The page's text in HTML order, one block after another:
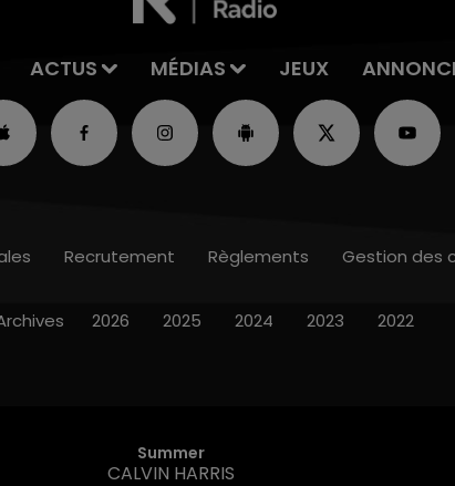
ACTUS MÉDIAS JEUX
Summer
CALVIN HARRIS
Recrutement Règlements Gestion des
2026 2025 2024 2023 2022